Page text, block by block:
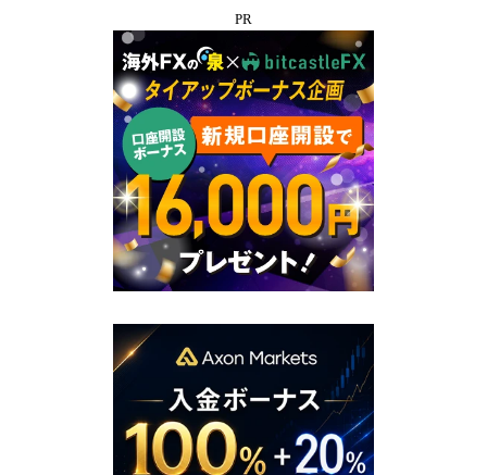
PR